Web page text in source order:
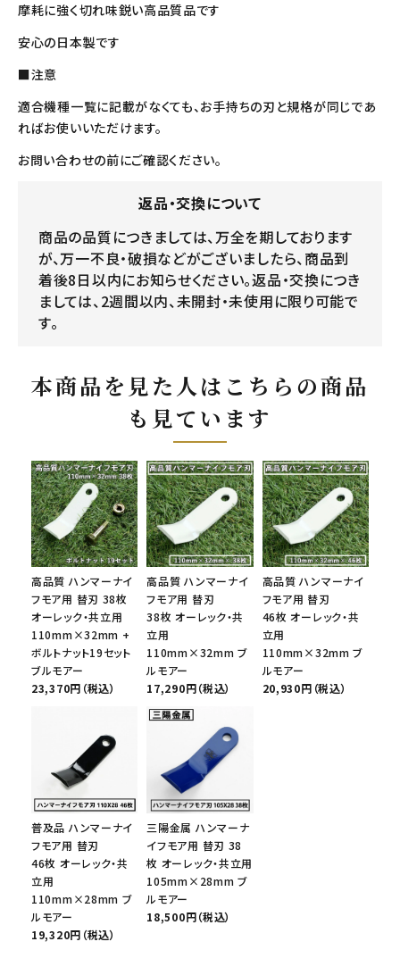
摩耗に強く切れ味鋭い高品質品です
安心の日本製です
■注意
適合機種一覧に記載がなくても、お手持ちの刃と規格が同じであ
ればお使いいただけます。
お問い合わせの前にご確認ください。
返品・交換について
商品の品質につきましては、万全を期しております
が、万一不良・破損などがございましたら、商品到
着後8日以内にお知らせください。返品・交換につき
ましては、2週間以内、未開封・未使用に限り可能で
す。
本商品を見た人はこちらの商品
も見ています
高品質 ハンマーナイ
フモア用 替刃 38枚
オーレック・共立用
110mm×32mm +
ボルトナット19セット
ブルモアー
23,370円（税込）
高品質 ハンマーナイ
フモア用 替刃
38枚 オーレック・共
立用
110mm×32mm ブ
ルモアー
17,290円（税込）
高品質 ハンマーナイ
フモア用 替刃
46枚 オーレック・共
立用
110mm×32mm ブ
ルモアー
20,930円（税込）
普及品 ハンマーナイ
フモア用 替刃
46枚 オーレック・共
立用
110mm×28mm ブ
ルモアー
19,320円（税込）
三陽金属 ハンマーナ
イフモア用 替刃 38
枚 オーレック・共立用
105mm×28mm ブ
ルモアー
18,500円（税込）